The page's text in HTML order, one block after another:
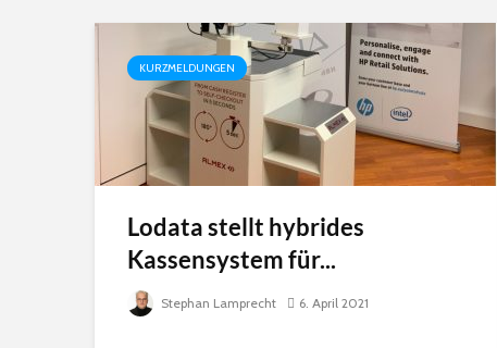
KURZMELDUNGEN
Lodata stellt hybrides
Kassensystem für...
Stephan Lamprecht 6. April 2021